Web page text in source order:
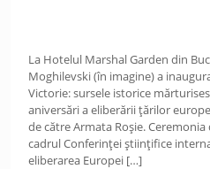
La Hotelul Marshal Garden din
Moghilevski (în imagine) a
Victorie: sursele istorice
aniversări a eliberării țărilor
de către Armata Roșie.
cadrul Conferinței științifice
eliberarea Europei […]